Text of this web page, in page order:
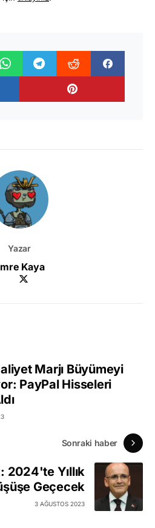
Yazar
Kaya
Marjı Büyümeyi
PayPal Hisseleri
Sonraki haber
2024'te Yıllık
Geçecek
3 AĞUSTOS 2023